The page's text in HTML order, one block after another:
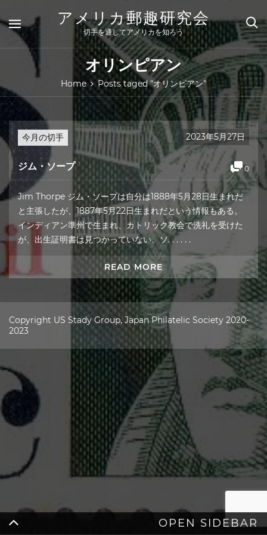
content
アメリカ郵趣研究会
切手を通してアメリカを知ろう
オリンピアン
Home Posts taged "オリンピアン"
今月の切手 2023年5月27日
ジム・ソープ 0
Jim Thorpe ジム・ソープは自分は1888年5月28日生まれだ
と主張したが、1887年5月22日生まれだという情報もある。
インディアン準州で生まれ、カトリック教会で洗礼を受けた
が、出生証明書は見つかっていない。ソ. . . . . .
READ MORE
OPEN SIDEBAR
Copyright US Stady Group, Japan Philatelic Society 2020-
2023